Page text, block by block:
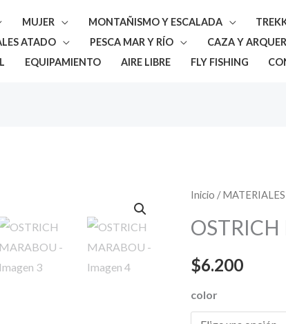
MUJER MONTAÑISMO Y ESCALADA
ATADO PESCA MAR Y RÍO CAZA Y
EQUIPAMIENTO AIRE LIBRE FLY FISHING
Inicio /
$6.200
color
OSTRICH
cantidad